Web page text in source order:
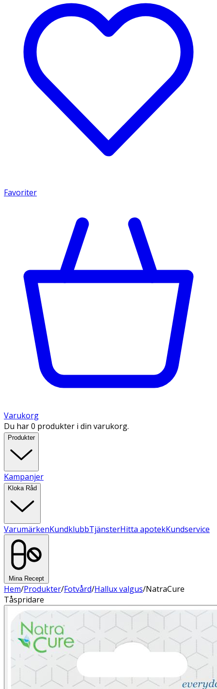
Favoriter
Varukorg
Du har 0 produkter i din varukorg.
Produkter
Kampanjer
Kloka Råd
VarumärkenKundklubbTjänsterHitta apotekKundservice
Mina Recept
Hem/Produkter/Fotvård/Hallux valgus/NatraCure
Tåspridare